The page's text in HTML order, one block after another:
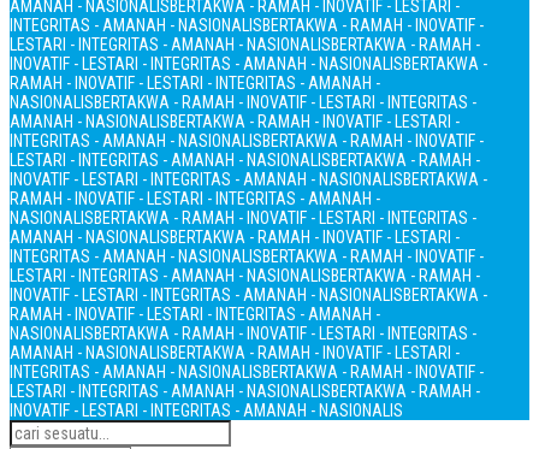
AMANAH - NASIONALISBERTAKWA - RAMAH - INOVATIF - LESTARI -
INTEGRITAS - AMANAH - NASIONALISBERTAKWA - RAMAH - INOVATIF -
LESTARI - INTEGRITAS - AMANAH - NASIONALISBERTAKWA - RAMAH -
INOVATIF - LESTARI - INTEGRITAS - AMANAH - NASIONALISBERTAKWA -
RAMAH - INOVATIF - LESTARI - INTEGRITAS - AMANAH -
NASIONALISBERTAKWA - RAMAH - INOVATIF - LESTARI - INTEGRITAS -
AMANAH - NASIONALISBERTAKWA - RAMAH - INOVATIF - LESTARI -
INTEGRITAS - AMANAH - NASIONALISBERTAKWA - RAMAH - INOVATIF -
LESTARI - INTEGRITAS - AMANAH - NASIONALISBERTAKWA - RAMAH -
INOVATIF - LESTARI - INTEGRITAS - AMANAH - NASIONALISBERTAKWA -
RAMAH - INOVATIF - LESTARI - INTEGRITAS - AMANAH -
NASIONALISBERTAKWA - RAMAH - INOVATIF - LESTARI - INTEGRITAS -
AMANAH - NASIONALISBERTAKWA - RAMAH - INOVATIF - LESTARI -
INTEGRITAS - AMANAH - NASIONALISBERTAKWA - RAMAH - INOVATIF -
LESTARI - INTEGRITAS - AMANAH - NASIONALISBERTAKWA - RAMAH -
INOVATIF - LESTARI - INTEGRITAS - AMANAH - NASIONALISBERTAKWA -
RAMAH - INOVATIF - LESTARI - INTEGRITAS - AMANAH -
NASIONALISBERTAKWA - RAMAH - INOVATIF - LESTARI - INTEGRITAS -
AMANAH - NASIONALISBERTAKWA - RAMAH - INOVATIF - LESTARI -
INTEGRITAS - AMANAH - NASIONALISBERTAKWA - RAMAH - INOVATIF -
LESTARI - INTEGRITAS - AMANAH - NASIONALISBERTAKWA - RAMAH -
INOVATIF - LESTARI - INTEGRITAS - AMANAH - NASIONALIS